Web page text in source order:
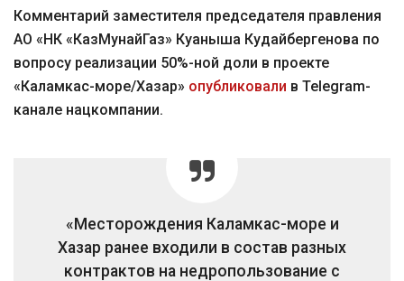
Комментарий заместителя председателя правления
АО «НК «КазМунайГаз» Куаныша Кудайбергенова по
вопросу реализации 50%-ной доли в проекте
«Каламкас-море/Хазар» опубликовали в Telegram-
канале нацкомпании.
«Месторождения Каламкас-море и
Хазар ранее входили в состав разных
контрактов на недропользование с